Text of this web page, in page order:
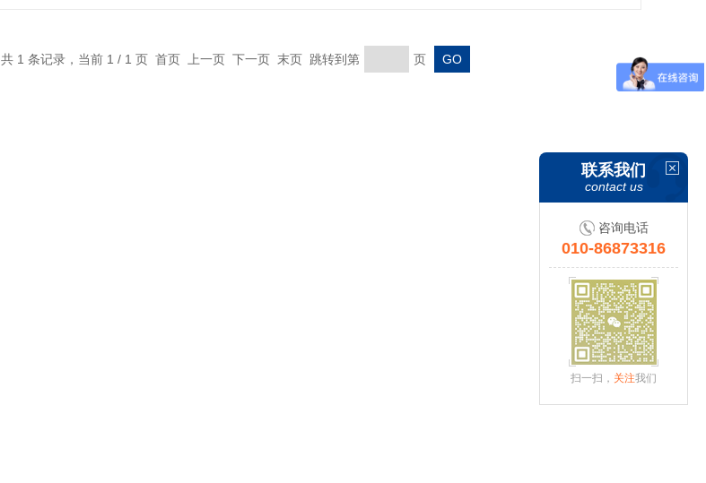
共 1 条记录，当前 1 / 1 页 首页 上一页 下一页 末页 跳转到第 页
联系我们
contact us
咨询电话
010-86873316
扫一扫， 关注我们